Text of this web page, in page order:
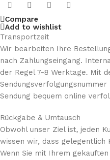
Compare
Add to wishlist
Transportzeit
Wir bearbeiten Ihre
nach Zahlungseingang.
der Regel 7-8 Werktage. Mit
Sendung bequem online
Rückgabe & Umtausch
Obwohl unser Ziel ist, jeden
wissen wir, dass
Wenn Sie mit Ihrem